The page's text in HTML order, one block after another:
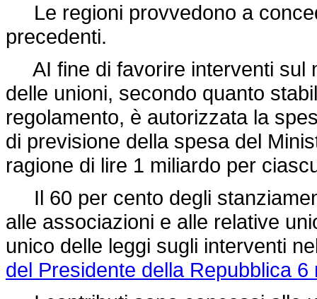
Le regioni provvedono a
precedenti.
AI fine di favorire interventi sul
delle unioni, secondo quanto
regolamento, è autorizzata la
di previsione della spesa del
ragione di lire 1 miliardo per
Il 60 per cento degli
alle associazioni e alle relative
unico delle leggi sugli interventi
del Presidente della Repubblica